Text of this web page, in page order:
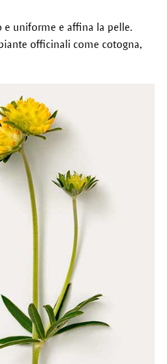
e uniforme e affina la pelle.
officinali come cotogna,